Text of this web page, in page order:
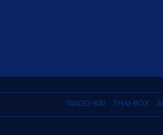
WADO-KAI THAI-BOX